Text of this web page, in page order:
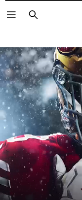
Buscar